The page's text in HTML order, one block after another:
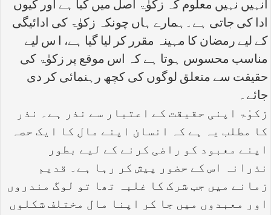
انہیں نہیں معلوم کہ زکوٰۃ اصل میں کیا ہے اور کیوں
ادا کی جاتی ہے۔ہمارے ہاں چونکہ زکوٰۃ کی ادائیگی
کے لیے رمضان کا مہینہ مقرر کر لیا گیا ہے، ا س لیے
مناسب محسوس ہوتا ہے کہ اس موقع پر زکوٰۃ کی
حقیقت سے متعلق لوگوں کی کچھ رہنمائی کر دی
جائے۔
زکوٰۃ اپنی حقیقت کے اعتبار سے نذر ہے۔ نذر
کا مطلب یہ ہے کہ انسان اپنے مال کا ایک حصہ
اپنے معبود کو راضی کرنے کے لیے بطور
نذرانہ اس کے حضور پیش کر رہا ہے۔ قدیم
زمانے میں جب شرک کا غلبہ تھا تو لوگ مندروں
اور معبدوں میں جا کر اپنا مال مختلف شکلوں